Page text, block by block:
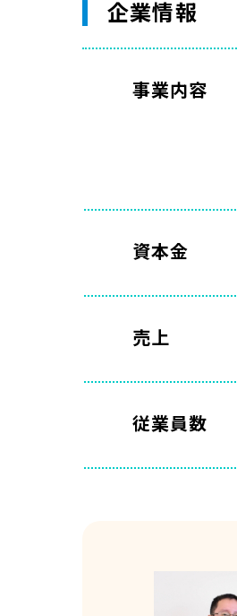
企業情報
事業内容
資本金
売上
従業員数